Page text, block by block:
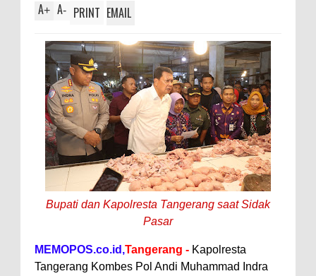
A+ A- PRINT EMAIL
Bupati dan Kapolresta Tangerang saat Sidak
Pasar
MEMOPOS.co.id,Tangerang - Kapolresta
Tangerang Kombes Pol Andi Muhammad Indra